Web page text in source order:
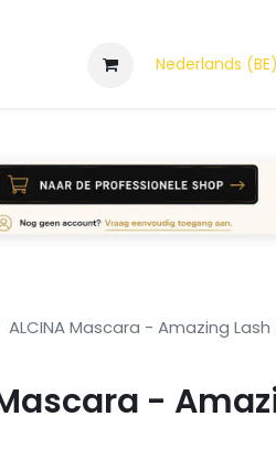
Nederlands (BE)
ALCINA Mascara - Amazing
-